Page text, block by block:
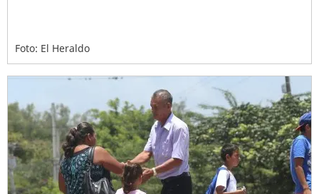
Foto: El Heraldo